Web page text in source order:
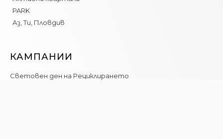
PARK
Аз, Ти, Пловдив
КАМПАНИИ
Световен ден на Рециклирането